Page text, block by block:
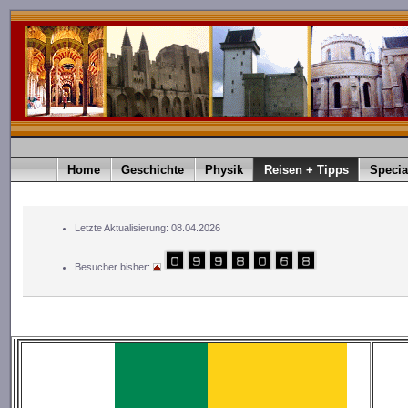
Home Geschichte Physik Reisen + Tipps
Letzte Aktualisierung: 08.04.2026
Besucher bisher: